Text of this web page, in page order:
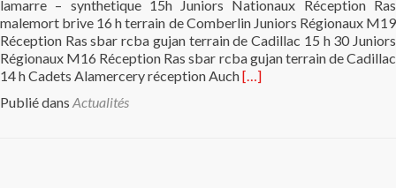
lamarre – synthetique 15h Juniors Nationaux Réception Ras
malemort brive 16 h terrain de Comberlin Juniors Régionaux M19
Réception Ras sbar rcba gujan terrain de Cadillac 15 h 30 Juniors
Régionaux M16 Réception Ras sbar rcba gujan terrain de Cadillac
14 h Cadets Alamercery réception AuchEn
[…]
Publié dans Actualités